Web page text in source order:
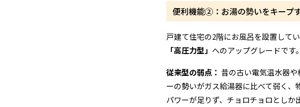
便利機能②：お湯の勢いをキープ
戸建て住宅の2階にお風呂を設置して
「高圧力型」 へのアップグレードです。
従来型の弱点： 昔の古い電気温水器
ーの勢いがガス給湯器に比べて弱く
パワーが足りず、チョロチョロとしか